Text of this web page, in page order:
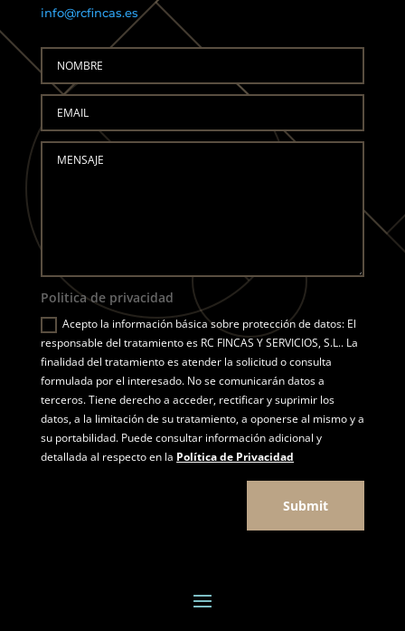
info@rcfincas.es
Politica de privacidad
Acepto la información básica sobre protección de datos: El
responsable del tratamiento es RC FINCAS Y SERVICIOS, S.L.. La
finalidad del tratamiento es atender la solicitud o consulta
formulada por el interesado. No se comunicarán datos a
terceros. Tiene derecho a acceder, rectificar y suprimir los
datos, a la limitación de su tratamiento, a oponerse al mismo y a
su portabilidad. Puede consultar información adicional y
detallada al respecto en la Política de Privacidad
Submit